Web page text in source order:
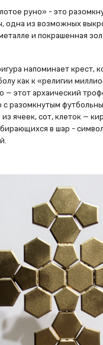
руно» - это
одна из возможных
и покрашенная
напоминает крест,
как к «религии
— этот архаический
с разомкнутым
ячеек, сот, клеток —
в шар -